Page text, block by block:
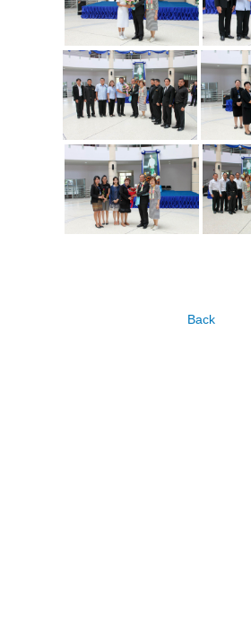
นักศึกษาวิชาทหาร
หน่วยบริการสนับสนุนสำหรับนักศึกษาพิการ
กิจการนักศึกษา
หอพักภายใน โครงการจัดตั้งฯ
หอพักภายนอก โครงการจัดตั้งฯ
Website และ เบอร์โทรที่ควรทราบ
Back